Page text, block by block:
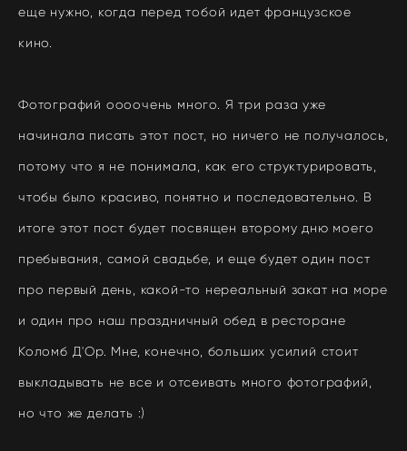
еще нужно, когда перед тобой идет французское
кино.
Фотографий оооочень много. Я три раза уже
начинала писать этот пост, но ничего не получалось,
потому что я не понимала, как его структурировать,
чтобы было красиво, понятно и последовательно. В
итоге этот пост будет посвящен второму дню моего
пребывания, самой свадьбе, и еще будет один пост
про первый день, какой-то нереальный закат на море
и один про наш праздничный обед в ресторане
Коломб Д'Ор. Мне, конечно, больших усилий стоит
выкладывать не все и отсеивать много фотографий,
но что же делать :)